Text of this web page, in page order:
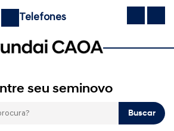
Telefones
seu seminovo
Buscar